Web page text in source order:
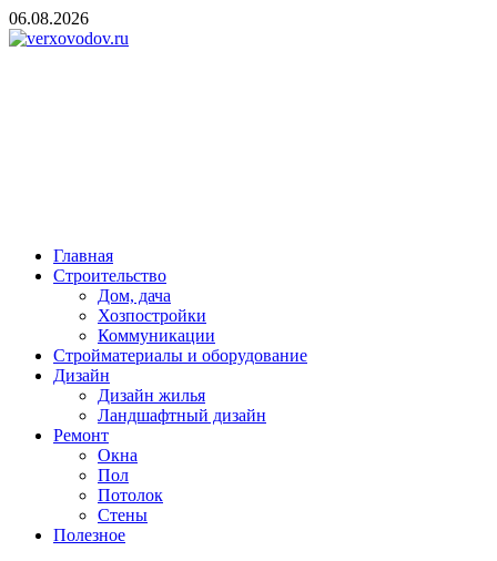
Skip
to
06.08.2026
Главная
Строительство
Дом, дача
Хозпостройки
Коммуникации
Стройматериалы и оборудование
Дизайн
Дизайн жилья
Ландшафтный дизайн
Ремонт
Окна
Пол
Потолок
Стены
Полезное